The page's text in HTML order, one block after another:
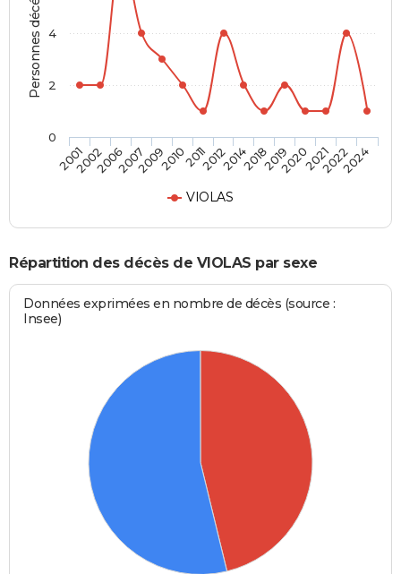
Personnes décédées
VIOLAS
200120022006200720092010201120122014201820192020202120222024
0
2
4
Répartition des décès de VIOLAS par sexe
Données exprimées en nombre de décès (source :
Insee)